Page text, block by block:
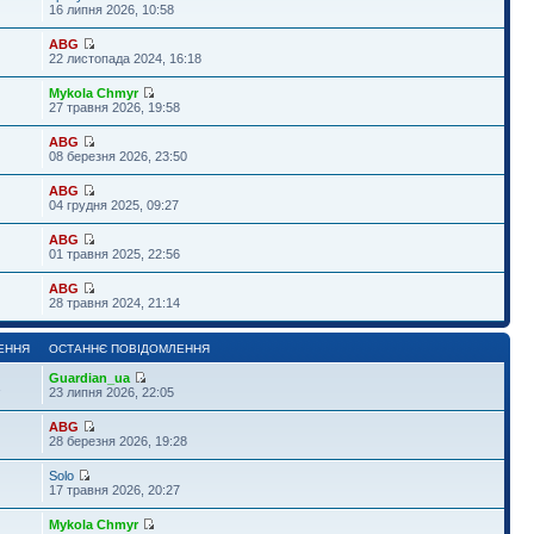
16 липня 2026, 10:58
ABG
22 листопада 2024, 16:18
Mykola Chmyr
27 травня 2026, 19:58
ABG
08 березня 2026, 23:50
ABG
04 грудня 2025, 09:27
ABG
01 травня 2025, 22:56
ABG
28 травня 2024, 21:14
ОСТАННЄ ПОВІДОМЛЕННЯ
Guardian_ua
23 липня 2026, 22:05
ABG
28 березня 2026, 19:28
Solo
17 травня 2026, 20:27
Mykola Chmyr